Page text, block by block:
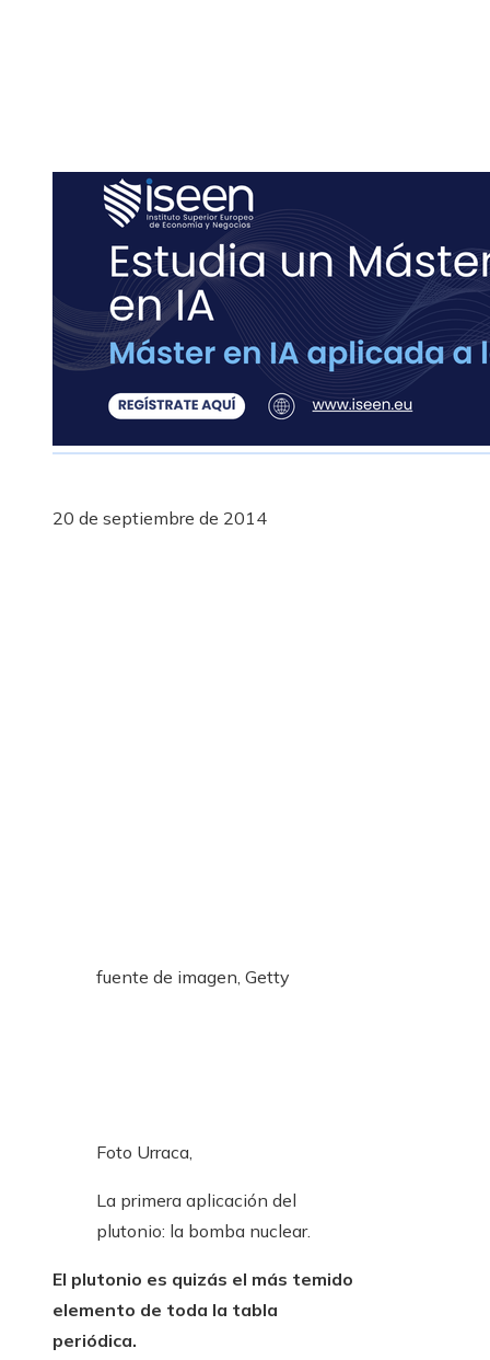
20 de septiembre de 2014
fuente de imagen, Getty
Foto Urraca,
La primera aplicación del
plutonio: la bomba nuclear.
El plutonio es quizás el más temido
elemento de toda la tabla
periódica.